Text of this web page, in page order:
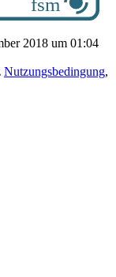
2018 um 01:04
Nutzungsbedingung,